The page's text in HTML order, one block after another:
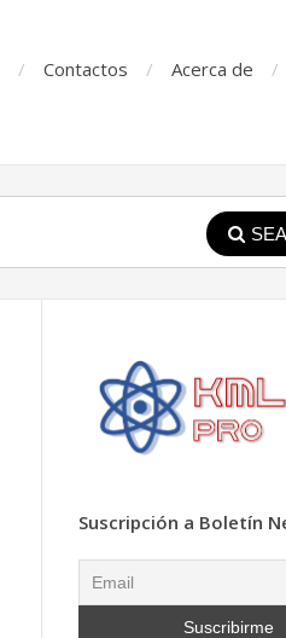
Contactos Acerca de
Suscripción a Boletín